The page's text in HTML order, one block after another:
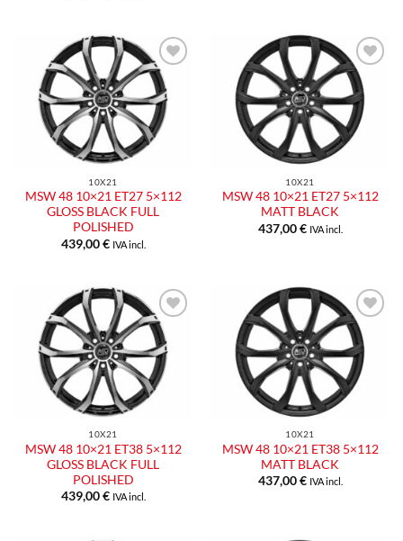
Aggiungi
alla lista
dei
desideri
10X21
MSW 48 10×21 ET27 5×112
GLOSS BLACK FULL
POLISHED
439,00€ IVA incl.
Aggiungi
alla lista
dei
desideri
10X21
MSW 48 10×21 ET27 5×112
MATT BLACK
437,00€ IVA incl.
Aggiungi
alla lista
dei
desideri
10X21
MSW 48 10×21 ET38 5×112
GLOSS BLACK FULL
POLISHED
439,00€ IVA incl.
Aggiungi
alla lista
dei
desideri
10X21
MSW 48 10×21 ET38 5×112
MATT BLACK
437,00€ IVA incl.